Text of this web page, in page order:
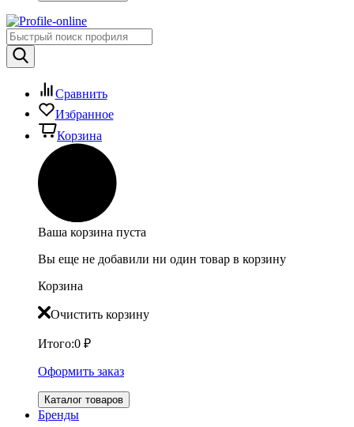
Сравнить
Избранное
Корзина
Ваша корзина пуста
Вы еще не добавили ни один товар в корзину
Корзина
Очистить корзину
Итого:0 ₽
Оформить заказ
Каталог товаров
Бренды